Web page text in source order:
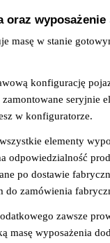
oraz
masę w stanie
konfigurację
seryjnie
w konfiguratorze.
elementy
odpowiedzialność
po dostawie
do zamówienia
zawsze
masę wyposażenia